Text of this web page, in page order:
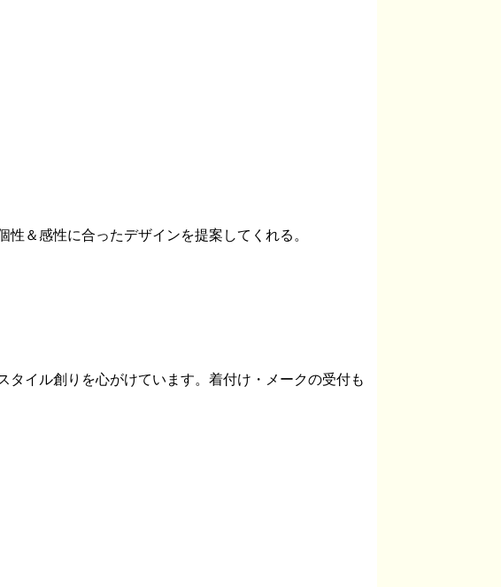
＆感性に合ったデザインを提案してくれる。
イル創りを心がけています。着付け・メークの受付も